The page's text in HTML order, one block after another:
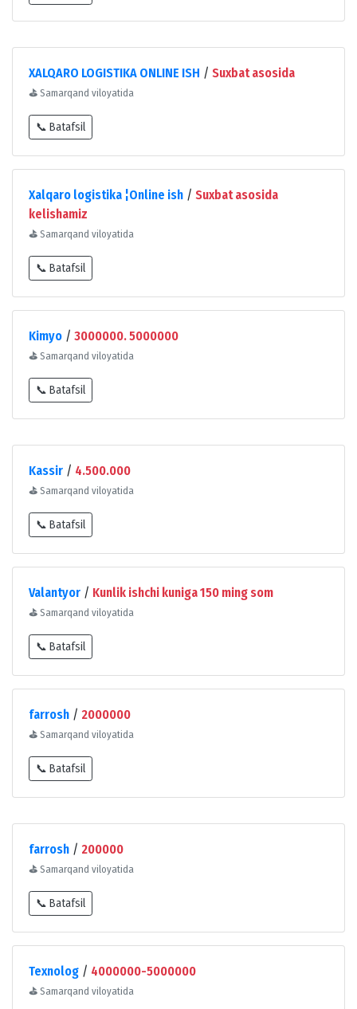
XALQARO LOGISTIKA ONLINE ISH / Suxbat asosida
⛳ Samarqand viloyatida
📞 Batafsil
Xalqaro logistika ¦Online ish / Suxbat asosida
kelishamiz
⛳ Samarqand viloyatida
📞 Batafsil
Kimyo / 3000000. 5000000
⛳ Samarqand viloyatida
📞 Batafsil
Kassir / 4.500.000
⛳ Samarqand viloyatida
📞 Batafsil
Valantyor / Kunlik ishchi kuniga 150 ming som
⛳ Samarqand viloyatida
📞 Batafsil
farrosh / 2000000
⛳ Samarqand viloyatida
📞 Batafsil
farrosh / 200000
⛳ Samarqand viloyatida
📞 Batafsil
Texnolog / 4000000-5000000
⛳ Samarqand viloyatida